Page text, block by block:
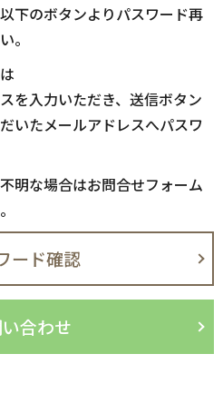
下のボタンよりパスワード再
。
を入力いただき、送信ボタン
いたメールアドレスへパスワ
明な場合はお問合せフォーム
ード確認
合わせ